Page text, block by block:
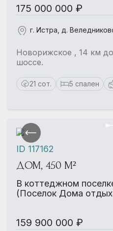
175 000 000 ₽
г. Истра, д.
Новорижское , 14 км
шоссе.
21 сот. 5 спален
ДОМ, 450 М²
В коттеджном
(Поселок Дома
159 900 000 ₽
ID 117162